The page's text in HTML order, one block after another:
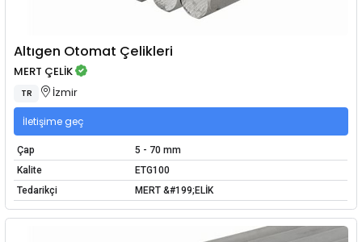
Altıgen Otomat Çelikleri
MERT ÇELİK
TR İzmir
İletişime geç
Çap
5 - 70 mm
Kalite
ETG100
Tedarikçi
MERT &#199;ELİK